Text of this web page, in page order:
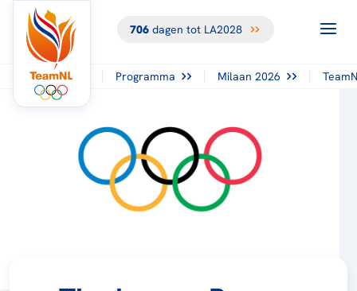
706dagen tot LA2028
Programma Milaan 2026